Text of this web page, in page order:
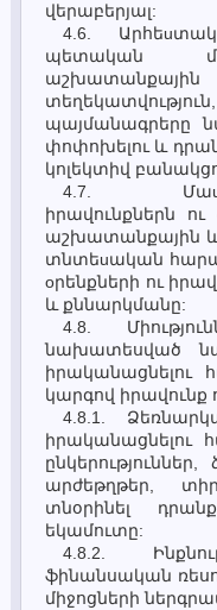
վերաբերյալ:
4.6.
պետական
պայմանագրերը
փոփոխելու և
կոլեկտիվ
4.7.
իրավունքներն
աշխատանքային և
տնտեuական
oրենքների ու
և քննարկմանը:
4.8.
նախատեսված
իրականացնելու
կարգով իրավունք
4.8.1.
իրականացնելու
արժեթղթեր,
տնօրինել
եկամուտը:
4.8.2.
ֆինանսական
միջոցների